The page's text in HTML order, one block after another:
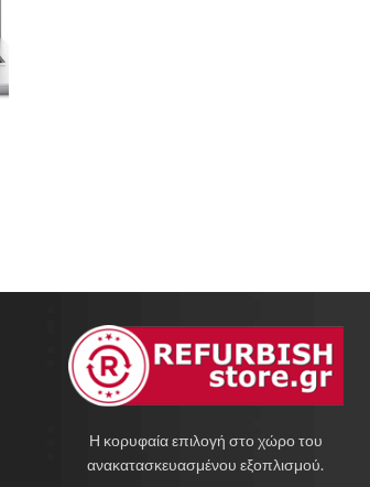
Η κορυφαία επιλογή στο χώρο του
ανακατασκευασμένου εξοπλισμού.